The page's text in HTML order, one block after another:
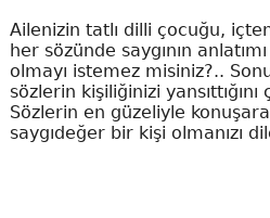
Ailenizin tatlı dilli çocuğu,
her sözünde saygının
olmayı istemez misiniz?..
sözlerin kişiliğinizi
Sözlerin en güzeliyle
saygıdeğer bir kişi olmanızı